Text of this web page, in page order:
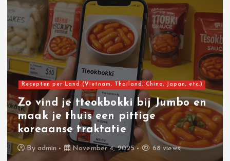
Recepten per Land (Vietnam, Thailand, China, Japan, etc.)
Zo vind je tteokbokki bij Jumbo en
maak je thuis een pittige
koreaanse traktatie
By admin November 4, 2025 68 views